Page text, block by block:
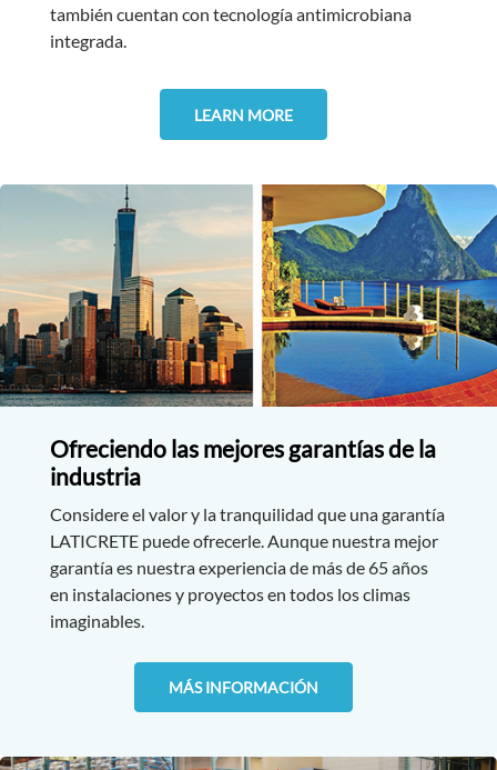
también cuentan con tecnología antimicrobiana
integrada.
LEARN MORE
Ofreciendo las mejores garantías de la
industria
Considere el valor y la tranquilidad que una garantía
LATICRETE puede ofrecerle. Aunque nuestra mejor
garantía es nuestra experiencia de más de 65 años
en instalaciones y proyectos en todos los climas
imaginables.
MÁS INFORMACIÓN